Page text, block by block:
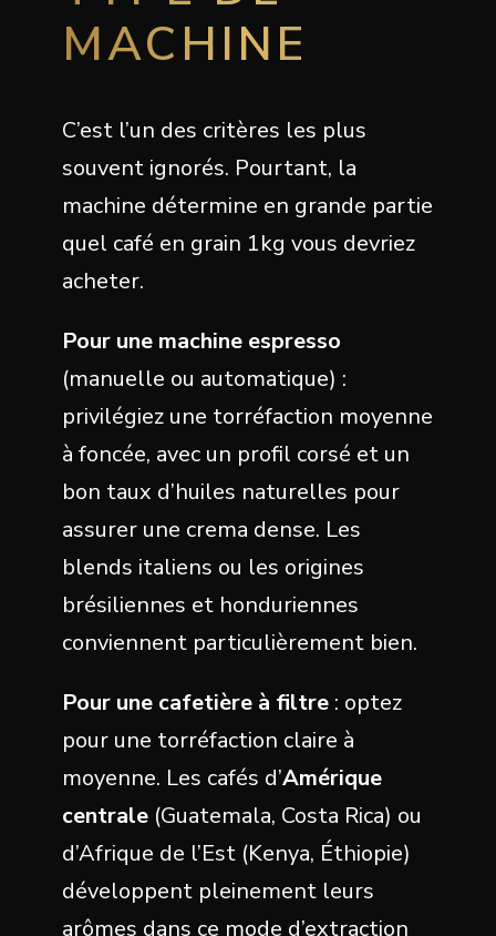
MACHINE
C’est l’un des critères les plus
souvent ignorés. Pourtant, la
machine détermine en grande partie
quel café en grain 1kg vous devriez
acheter.
Pour une machine espresso
(manuelle ou automatique) :
privilégiez une torréfaction moyenne
à foncée, avec un profil corsé et un
bon taux d’huiles naturelles pour
assurer une crema dense. Les
blends italiens ou les origines
brésiliennes et honduriennes
conviennent particulièrement bien.
Pour une cafetière à filtre : optez
pour une torréfaction claire à
moyenne. Les cafés d’Amérique
centrale (Guatemala, Costa Rica) ou
d’Afrique de l’Est (Kenya, Éthiopie)
développent pleinement leurs
arômes dans ce mode d’extraction